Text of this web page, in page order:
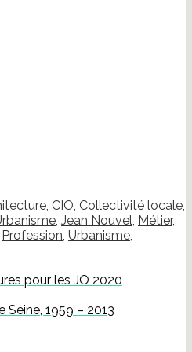
CIO Collectivité locale
Jean Nouvel Métier,
Profession Urbanisme
pour les JO 2020
1959 – 2013